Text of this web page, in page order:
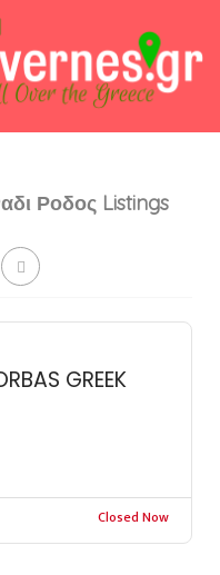
Ροδος Listings
GREEK
Closed Now